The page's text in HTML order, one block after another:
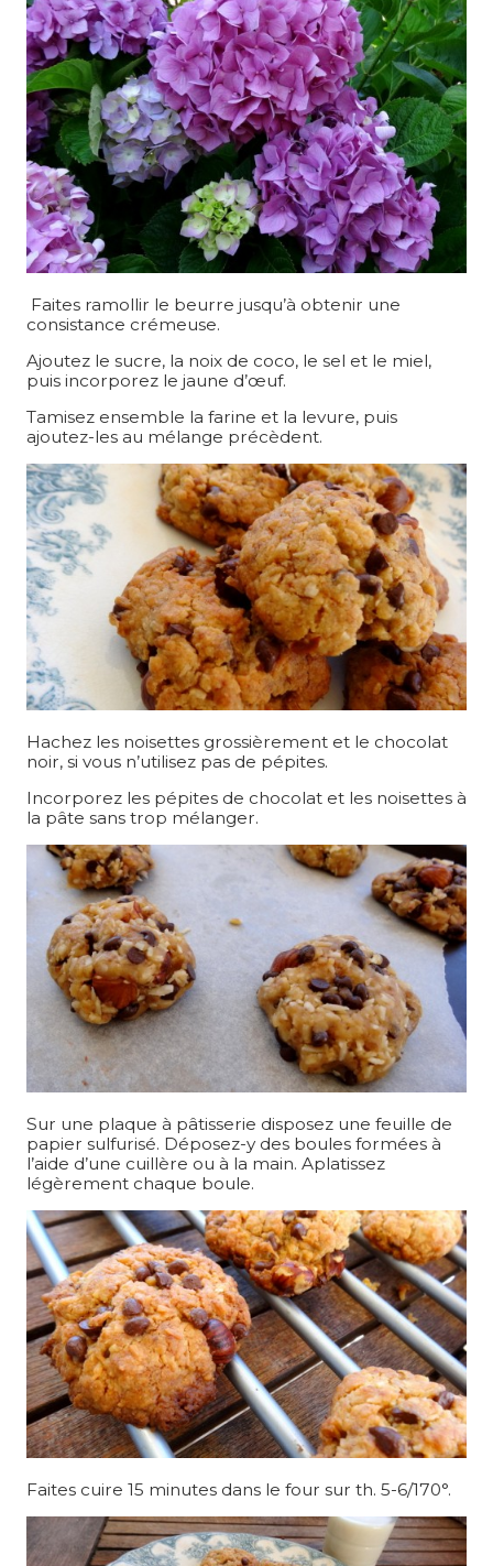
Faites ramollir le beurre jusqu’à obtenir une
consistance crémeuse.
Ajoutez le sucre, la noix de coco, le sel et le miel,
puis incorporez le jaune d’œuf.
Tamisez ensemble la farine et la levure, puis
ajoutez-les au mélange précèdent.
Hachez les noisettes grossièrement et le chocolat
noir, si vous n’utilisez pas de pépites.
Incorporez les pépites de chocolat et les noisettes à
la pâte sans trop mélanger.
Sur une plaque à pâtisserie disposez une feuille de
papier sulfurisé. Déposez-y des boules formées à
l’aide d’une cuillère ou à la main. Aplatissez
légèrement chaque boule.
Faites cuire 15 minutes dans le four sur th. 5-6/170°.